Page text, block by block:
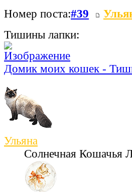
Номер поста:#39
Тишины лапки:
Домик моих кошек -
Ульяна
Солнечная Кошачья